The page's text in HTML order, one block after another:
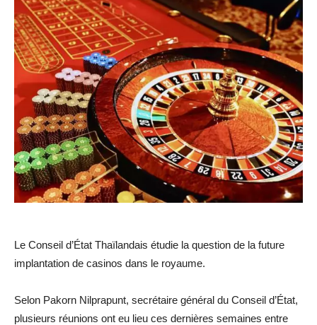
Le Conseil d’État Thaïlandais étudie la question de la future
implantation de casinos dans le royaume.
Selon Pakorn Nilprapunt, secrétaire général du Conseil d’État,
plusieurs réunions ont eu lieu ces dernières semaines entre